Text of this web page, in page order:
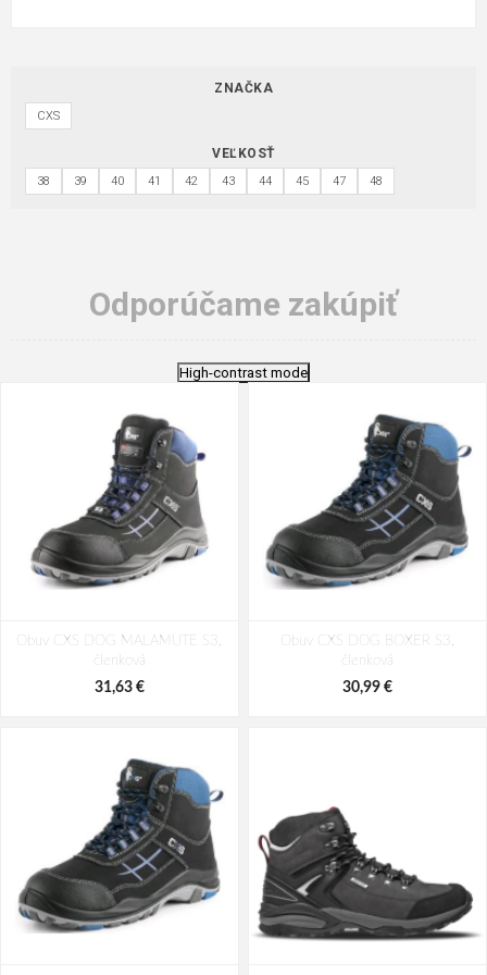
ZNAČKA
CXS
VEĽKOSŤ
38 39 40 41 42 43 44 45 47 48
Odporúčame zakúpiť
High-contrast mode
Obuv CXS DOG MALAMUTE S3,
členková
31,63 €
Obuv CXS DOG BOXER S3,
členková
30,99 €